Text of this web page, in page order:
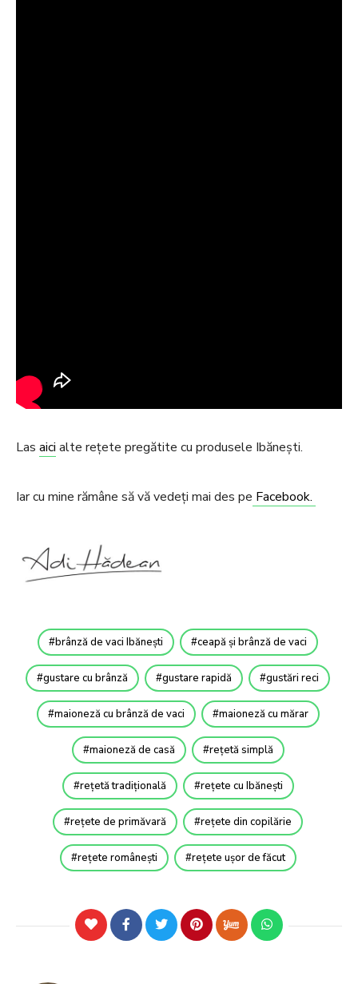
Las aici alte rețete pregătite cu produsele Ibănești.
Iar cu mine rămâne să vă vedeți mai des pe Facebook.
brânză de vaci Ibănești ceapă și brânză de vaci
gustare cu brânză gustare rapidă gustări reci
maioneză cu brânză de vaci maioneză cu mărar
maioneză de casă rețetă simplă
rețetă tradițională rețete cu Ibănești
rețete de primăvară rețete din copilărie
rețete românești rețete ușor de făcut